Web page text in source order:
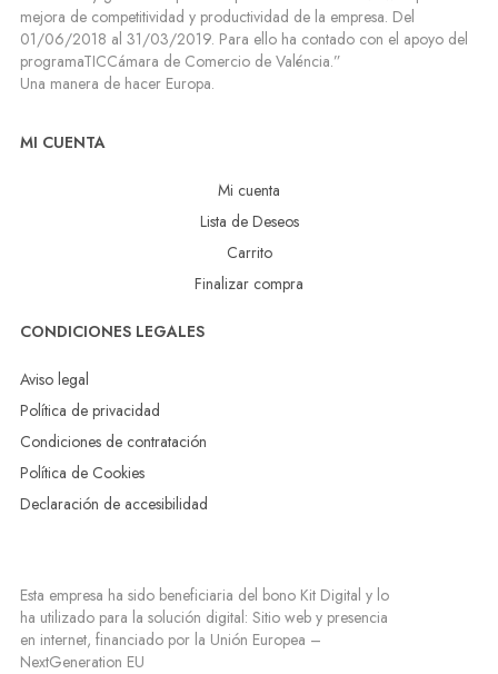
mejora de competitividad y productividad de la empresa. Del
01/06/2018 al 31/03/2019. Para ello ha contado con el apoyo del
programaTICCámara de Comercio de Valéncia.”
Una manera de hacer Europa.
MI CUENTA
Mi cuenta
Lista de Deseos
Carrito
Finalizar compra
CONDICIONES LEGALES
Aviso legal
Política de privacidad
Condiciones de contratación
Política de Cookies
Declaración de accesibilidad
Esta empresa ha sido beneficiaria del bono Kit Digital y lo
ha utilizado para la solución digital: Sitio web y presencia
en internet, financiado por la Unión Europea –
NextGeneration EU